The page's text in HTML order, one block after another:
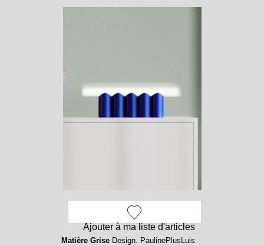
Ajouter à ma liste d'articles
Matière GriseDesign. PaulinePlusLuis